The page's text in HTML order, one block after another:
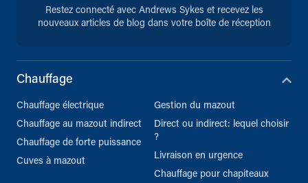
Restez connecté avec Andrews Sykes et recevez les
nouveaux articles de blog dans votre boîte de réception
Chauffage
Chauffage électrique
Chauffage au mazout indirect
Chauffage de forte puissance
Cuves à mazout
Gestion du mazout
Direct ou indirect: lequel choisir
?
Livraison en urgence
Chauffage pour chapiteaux